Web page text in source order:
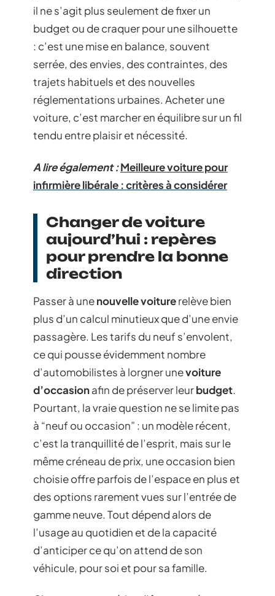
il ne s’agit plus seulement de fixer un
budget ou de craquer pour une silhouette
: c’est une mise en balance, souvent
serrée, des envies, des contraintes, des
trajets habituels et des nouvelles
réglementations urbaines. Acheter une
voiture, c’est marcher en équilibre sur un fil
tendu entre plaisir et nécessité.
A lire également :Meilleure voiture pour
infirmière libérale : critères à considérer
Changer de voiture
aujourd’hui : repères
pour prendre la bonne
direction
Passer à unenouvelle voiturerelève bien
plus d’un calcul minutieux que d’une envie
passagère. Les tarifs du neuf s’envolent,
ce qui pousse évidemment nombre
d’automobilistes à lorgner unevoiture
d’occasionafin de préserver leurbudget.
Pourtant, la vraie question ne se limite pas
à “neuf ou occasion” : un modèle récent,
c’est la tranquillité de l’esprit, mais sur le
même créneau de prix, une occasion bien
choisie offre parfois de l’espace en plus et
des options rarement vues sur l’entrée de
gamme neuve. Tout dépend alors de
l’usage au quotidien et de la capacité
d’anticiper ce qu’on attend de son
véhicule, pour soi et pour sa famille.